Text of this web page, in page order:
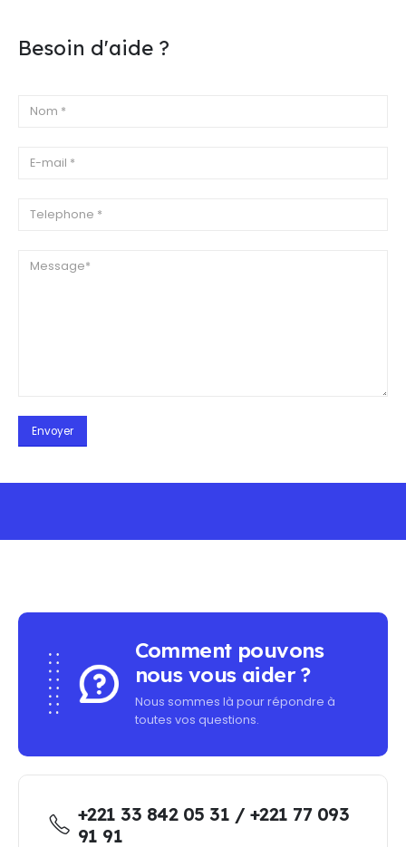
Besoin d'aide ?
Comment pouvons
nous vous aider ?
Nous sommes là pour répondre à
toutes vos questions.
+221 33 842 05 31 / +221 77 093
91 91